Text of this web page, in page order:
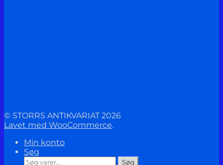
© STORRS ANTIKVARIAT 2026
Lavet med WooCommerce.
Min konto
Søg
Søg
Søg